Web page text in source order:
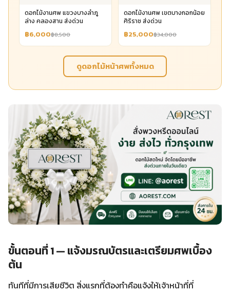
ดอกไม้งานศพ แขวงบางลำภู
ล่าง คลองสาน ส่งด่วน
฿6,000฿8,500
ดอกไม้งานศพ เขตบางกอกน้อย
ศิริราช ส่งด่วน
฿25,000฿34,000
ดูดอกไม้หน้าศพทั้งหมด
ขั้นตอนที่ 1 — แจ้งมรณบัตรและเตรียมศพเบื้อง
ต้น
ทันทีที่มีการเสียชีวิต สิ่งแรกที่ต้องทำคือแจ้งให้เจ้าหน้าที่ที่